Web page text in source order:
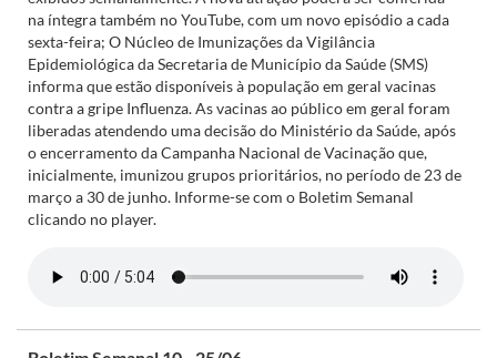
na íntegra também no YouTube, com um novo episódio a cada
sexta-feira; O Núcleo de Imunizações da Vigilância
Epidemiológica da Secretaria de Município da Saúde (SMS)
informa que estão disponíveis à população em geral vacinas
contra a gripe Influenza. As vacinas ao público em geral foram
liberadas atendendo uma decisão do Ministério da Saúde, após
o encerramento da Campanha Nacional de Vacinação que,
inicialmente, imunizou grupos prioritários, no período de 23 de
março a 30 de junho. Informe-se com o Boletim Semanal
clicando no player.